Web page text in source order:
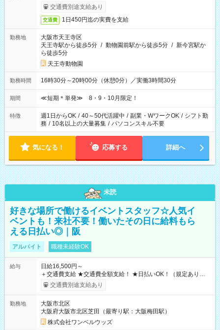
交通費別途支給あり
交通費 1日450円迄の実費を支給
勤務地
大阪市天王寺区
天王寺駅から徒歩5分 / 動物園前駅から徒歩5分 / 新今宮駅か
ら徒歩5分
天王寺動物園
勤務時間 16時30分～20時00分（休憩0分）／実働3時間30分
期間 ≪短期＊単発≫ 8・9・10月限定！
特徴 週1日からOK / 40～50代活躍中 / 副業・WワークOK / シフト勤
務 / 10名以上の大量募集 / パソコンスキル不要
気になる！ 応募する 詳細へ
未読
好きな場所で働けるイベントスタッフ☆人気イ
ベントも！来社不要！働いたその日に給料もら
える日払い◎｜阪
アルバイト 職種未経験OK
給与
日給16,500円～
＋交通費支給 ★交通費全額支給！ ★日払いOK！（規定あり） ┗
働いたその日に現金GET♪ お仕事後はコンビニATMから 日払
交通費別途支給あり
勤務地
大阪市北区
大阪府大阪市北区芝田（最寄り駅：大阪梅田駅）
株式会社ワンベルウッズ